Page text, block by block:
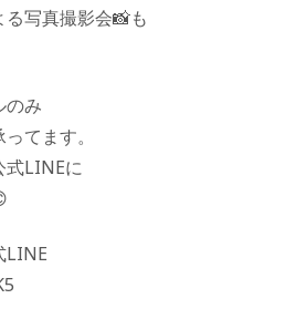
写真撮影会📸も
み
てます。
LINEに